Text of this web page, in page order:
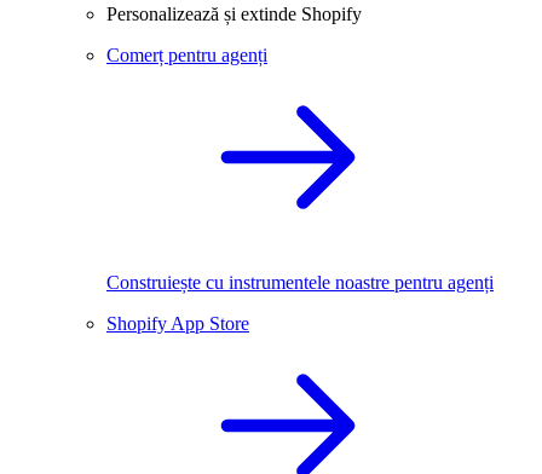
Personalizează și extinde Shopify
Comerț pentru agenți
Construiește cu instrumentele noastre pentru agenți
Shopify App Store